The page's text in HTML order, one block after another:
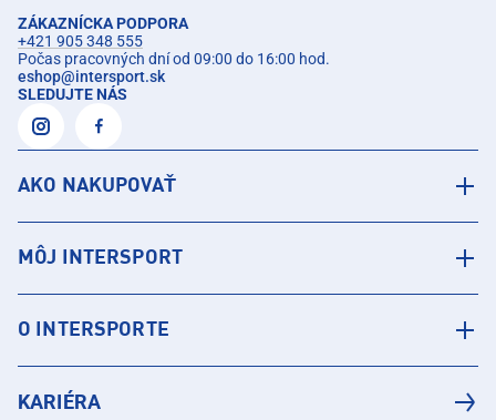
ZÁKAZNÍCKA PODPORA
+421 905 348 555
Počas pracovných dní od 09:00 do 16:00 hod.
eshop@intersport.sk
SLEDUJTE NÁS
AKO NAKUPOVAŤ
MÔJ INTERSPORT
O INTERSPORTE
KARIÉRA